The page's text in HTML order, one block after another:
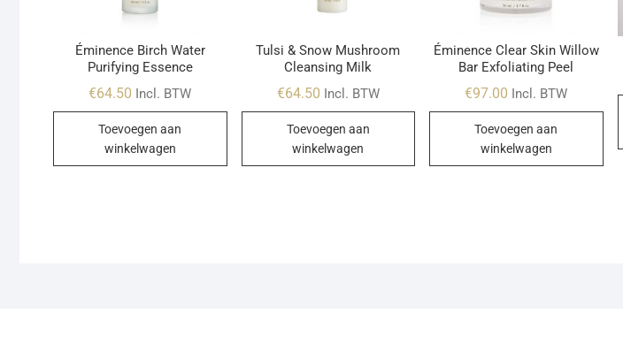
Éminence Birch Water
Purifying Essence
€64.50 Incl. BTW
Toevoegen aan
winkelwagen
Tulsi & Snow Mushroom
Cleansing Milk
€64.50 Incl. BTW
Toevoegen aan
winkelwagen
Éminence Clear Skin Willow
Bar Exfoliating Peel
€97.00 Incl. BTW
Toevoegen aan
winkelwagen